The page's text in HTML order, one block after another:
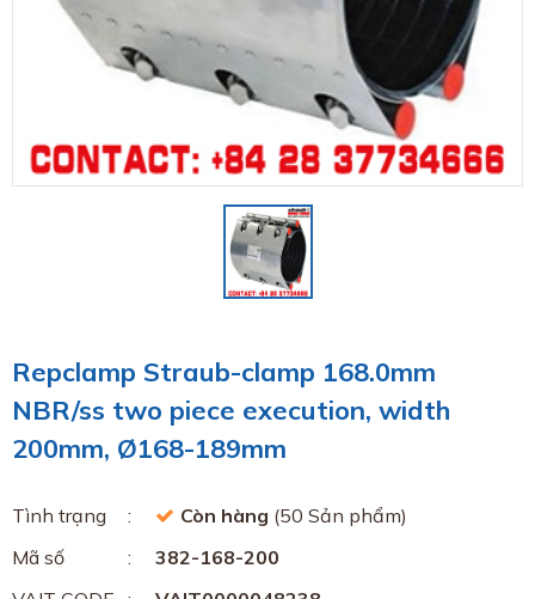
Repclamp Straub-clamp 168.0mm
NBR/ss two piece execution, width
200mm, Ø168-189mm
Tình trạng Còn hàng (50 Sản phẩm)
Mã số
382-168-200